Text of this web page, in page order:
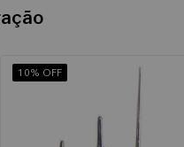
10% OFF